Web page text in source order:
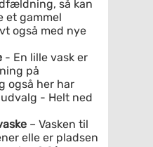
så kan
et gammel
også med nye
- En lille vask er
på
også her har
- Helt ned
– Vasken til
elle er pladsen